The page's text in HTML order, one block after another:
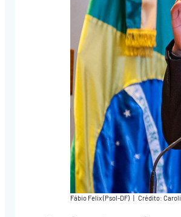
Fábio Felix (Psol-DF) | Crédito: